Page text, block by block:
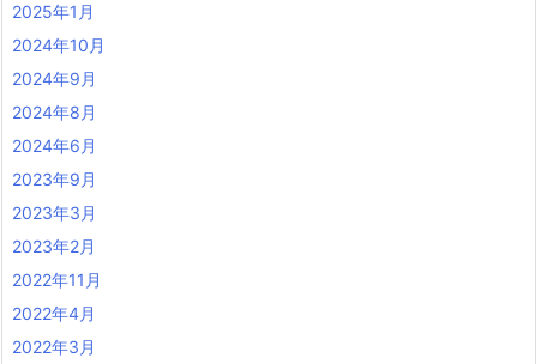
2025年1月
2024年10月
2024年9月
2024年8月
2024年6月
2023年9月
2023年3月
2023年2月
2022年11月
2022年4月
2022年3月